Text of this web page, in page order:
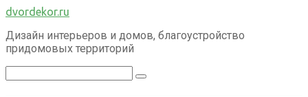
Перейти
контенту
dvordekor.ru
Дизайн интерьеров и домов, благоустройство
придомовых территорий